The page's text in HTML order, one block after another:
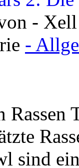
-
-
Rassen
sind